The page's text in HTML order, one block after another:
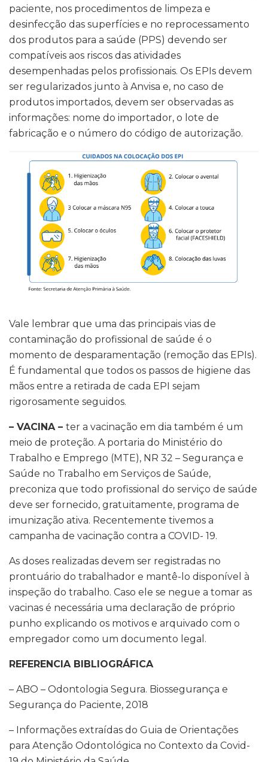
paciente, nos procedimentos de limpeza e
desinfecção das superfícies e no reprocessamento
dos produtos para a saúde (PPS) devendo ser
compatíveis aos riscos das atividades
desempenhadas pelos profissionais. Os EPIs devem
ser regularizados junto à Anvisa e, no caso de
produtos importados, devem ser observadas as
informações: nome do importador, o lote de
fabricação e o número do código de autorização.
Vale lembrar que uma das principais vias de
contaminação do profissional de saúde é o
momento de desparamentação (remoção das EPIs).
É fundamental que todos os passos de higiene das
mãos entre a retirada de cada EPI sejam
rigorosamente seguidos.
– VACINA – ter a vacinação em dia também é um
meio de proteção. A portaria do Ministério do
Trabalho e Emprego (MTE), NR 32 – Segurança e
Saúde no Trabalho em Serviços de Saúde,
preconiza que todo profissional do serviço de saúde
deve ser fornecido, gratuitamente, programa de
imunização ativa. Recentemente tivemos a
campanha de vacinação contra a COVID- 19.
As doses realizadas devem ser registradas no
prontuário do trabalhador e mantê-lo disponível à
inspeção do trabalho. Caso ele se negue a tomar as
vacinas é necessária uma declaração de próprio
punho explicando os motivos e arquivado com o
empregador como um documento legal.
REFERENCIA BIBLIOGRÁFICA
– ABO – Odontologia Segura. Biossegurança e
Segurança do Paciente, 2018
– Informações extraídas do Guia de Orientações
para Atenção Odontológica no Contexto da Covid-